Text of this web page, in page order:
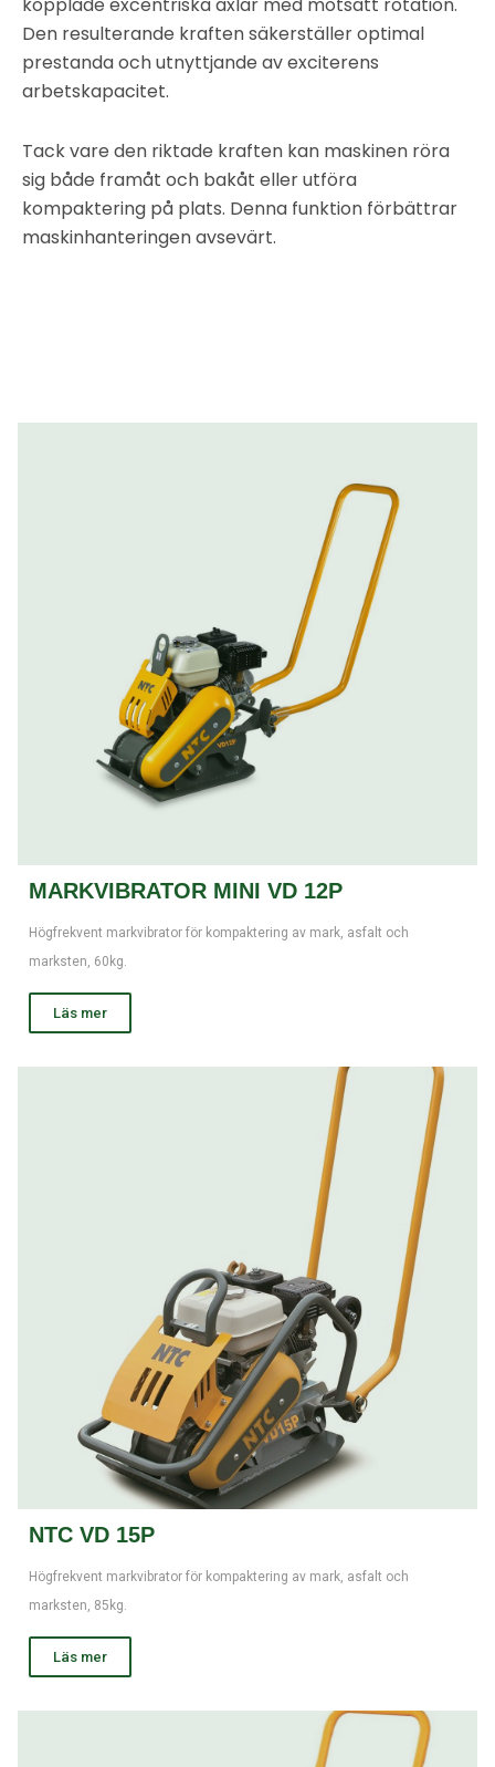
Den resulterande kraften säkerställer optimal
prestanda och utnyttjande av exciterens
arbetskapacitet.
Tack vare den riktade kraften kan maskinen röra
sig både framåt och bakåt eller utföra
kompaktering på plats. Denna funktion förbättrar
maskinhanteringen avsevärt.
MARKVIBRATOR MINI VD 12P
Högfrekvent markvibrator för kompaktering av mark, asfalt och
marksten, 60kg.
Läs mer
NTC VD 15P
Högfrekvent markvibrator för kompaktering av mark, asfalt och
marksten, 85kg.
Läs mer